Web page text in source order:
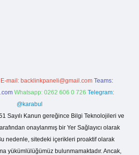
E-mail: backlinkpaneli@gmail.com Teams:
Whatsapp: 0262 606 0 726 Telegram:
@karabul
Sayılı Kanun gereğince Bilgi Teknolojileri ve
onaylanmış bir Yer Sağlayıcı olarak
nedenle, sitedeki içerikleri proaktif olarak
yükümlülüğümüz bulunmamaktadır. Ancak,